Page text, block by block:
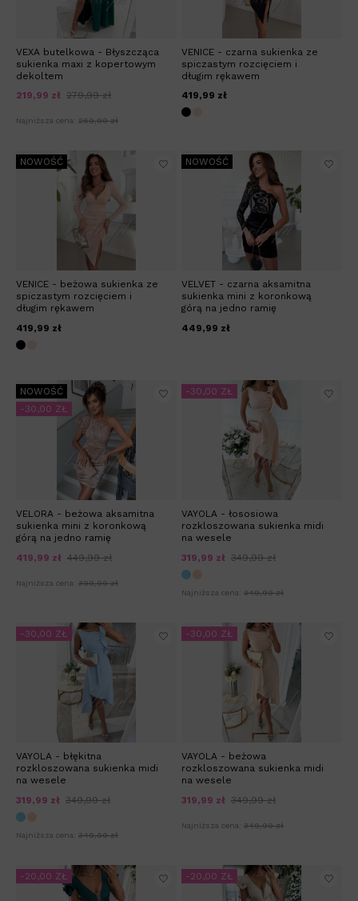
VEXA butelkowa - Błyszcząca
sukienka maxi z kopertowym
dekoltem
219,99 zł 279,99 zł
Najniższa cena: 269,99 zł
VENICE - czarna sukienka ze
spiczastym rozcięciem i
długim rękawem
419,99 zł
VENICE - beżowa sukienka ze
spiczastym rozcięciem i
długim rękawem
419,99 zł
NOWOŚĆ
VELVET - czarna aksamitna
sukienka mini z koronkową
górą na jedno ramię
449,99 zł
NOWOŚĆ
VELORA - beżowa aksamitna
sukienka mini z koronkową
górą na jedno ramię
419,99 zł 449,99 zł
Najniższa cena: 399,99 zł
NOWOŚĆ
-30,00 ZŁ
VAYOLA - łososiowa
rozkloszowana sukienka midi
na wesele
319,99 zł 349,99 zł
Najniższa cena: 349,99 zł
-30,00 ZŁ
VAYOLA - błękitna
rozkloszowana sukienka midi
na wesele
319,99 zł 349,99 zł
Najniższa cena: 349,99 zł
-30,00 ZŁ
VAYOLA - beżowa
rozkloszowana sukienka midi
na wesele
319,99 zł 349,99 zł
Najniższa cena: 349,99 zł
-30,00 ZŁ
-20,00 ZŁ -20,00 ZŁ